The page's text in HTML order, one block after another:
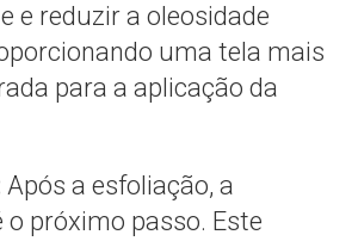
e reduzir a oleosidade
uma tela mais
para a aplicação da
Após a esfoliação, a
o próximo passo. Este